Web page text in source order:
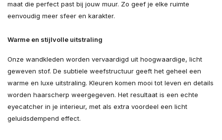
maat die perfect past bij jouw muur. Zo geef je elke ruimte
eenvoudig meer sfeer en karakter.
Warme en stijlvolle uitstraling
Onze wandkleden worden vervaardigd uit hoogwaardige, licht
geweven stof. De subtiele weefstructuur geeft het geheel een
warme en luxe uitstraling. Kleuren komen mooi tot leven en details
worden haarscherp weergegeven. Het resultaat is een echte
eyecatcher in je interieur, met als extra voordeel een licht
geluidsdempend effect.